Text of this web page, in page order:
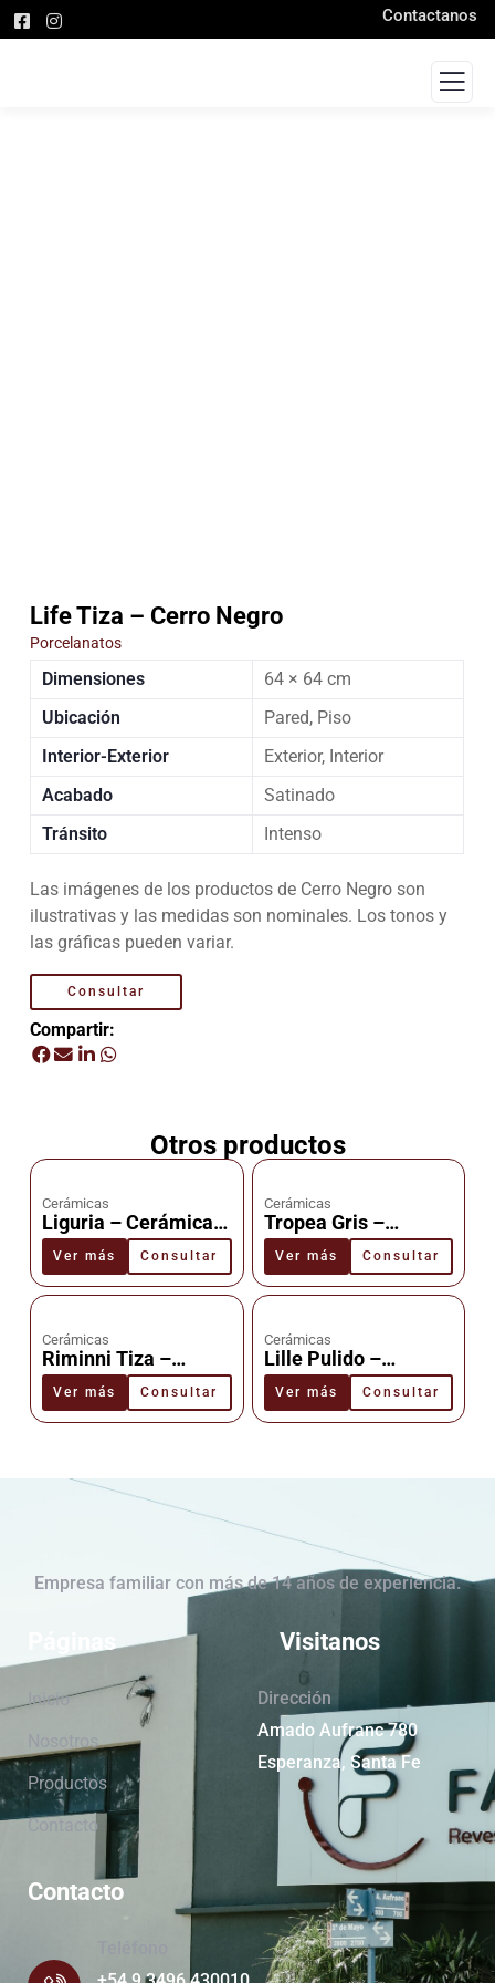
Contactanos
Life Tiza – Cerro Negro
Porcelanatos
Dimensiones
64 × 64 cm
Ubicación
Pared, Piso
Interior-Exterior
Exterior, Interior
Acabado
Satinado
Tránsito
Intenso
Las imágenes de los productos de Cerro Negro son
ilustrativas y las medidas son nominales. Los tonos y
las gráficas pueden variar.
Consultar
Compartir:
Otros productos
Cerámicas
Liguria – Cerámica –
Cañuelas
Ver más Consultar
Cerámicas
Tropea Gris –
Cerámica –
Cañuelas
Ver más Consultar
Cerámicas
Riminni Tiza –
Cerámica –
Cañuelas
Ver más Consultar
Cerámicas
Lille Pulido –
Cerámica –
Cañuelas
Ver más Consultar
Empresa familiar con más de 14 años de experiencia.
Páginas
Inicio
Nosotros
Productos
Contacto
Visitanos
Dirección
Amado Aufranc 780
Esperanza, Santa Fe
Contacto